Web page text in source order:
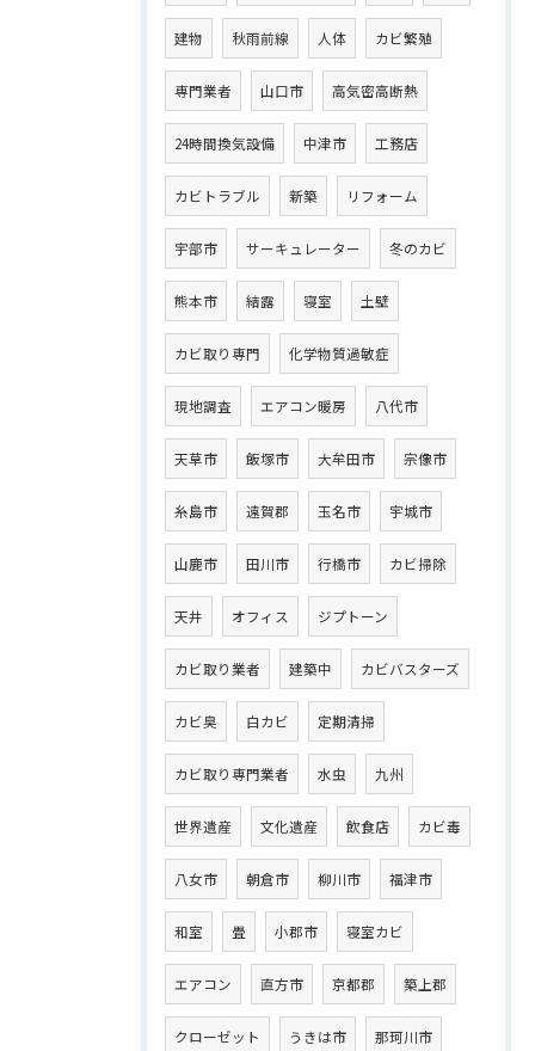
建物 秋雨前線 人体 カビ繁殖
専門業者 山口市 高気密高断熱
24時間換気設備 中津市 工務店
カビトラブル 新築 リフォーム
宇部市 サーキュレーター 冬のカビ
熊本市 結露 寝室 土壁
カビ取り専門 化学物質過敏症
現地調査 エアコン暖房 八代市
天草市 飯塚市 大牟田市 宗像市
糸島市 遠賀郡 玉名市 宇城市
山鹿市 田川市 行橋市 カビ掃除
天井 オフィス ジプトーン
カビ取り業者 建築中 カビバスターズ
カビ臭 白カビ 定期清掃
カビ取り専門業者 水虫 九州
世界遺産 文化遺産 飲食店 カビ毒
八女市 朝倉市 柳川市 福津市
和室 畳 小郡市 寝室カビ
エアコン 直方市 京都郡 築上郡
クローゼット うきは市 那珂川市